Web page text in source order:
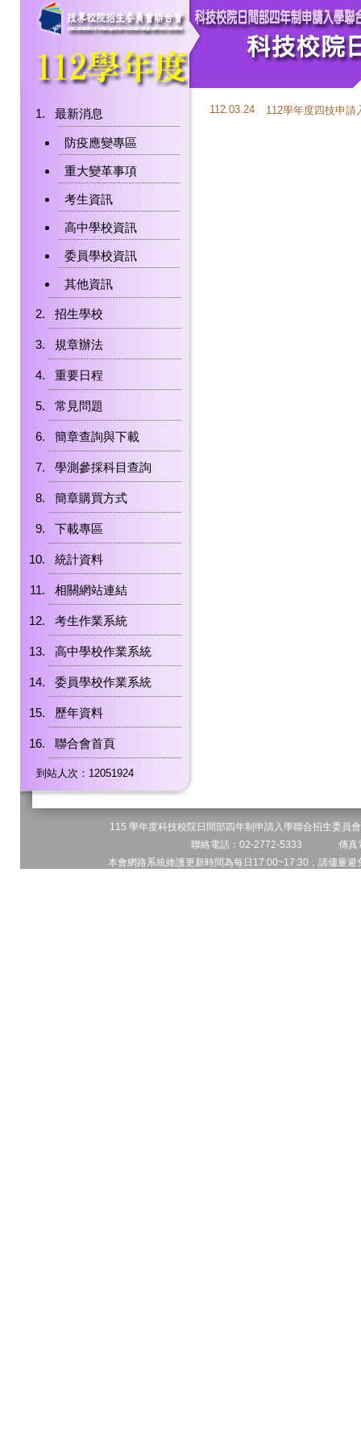
最新消息
防疫應變專區
重大變革事項
考生資訊
高中學校資訊
委員學校資訊
其他資訊
招生學校
規章辦法
重要日程
常見問題
簡章查詢與下載
學測參採科目查詢
簡章購買方式
下載專區
統計資料
相關網站連結
考生作業系統
高中學校作業系統
委員學校作業系統
歷年資料
聯合會首頁
到站人次：12051924
112.03.24 112學年度四技申
115 學年度科技校院日間部四年制申請入學聯合招生委
聯絡電話：02-2772-5333 傳
本會網路系統維護更新時間為每日17:00~17:30，請儘量